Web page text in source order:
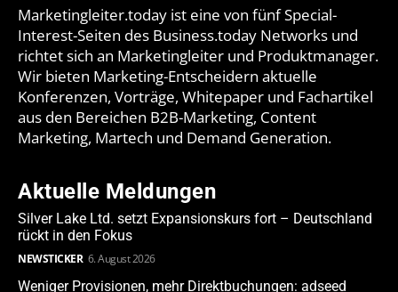
Marketingleiter.today ist eine von fünf Special-
Interest-Seiten des Business.today Networks und
richtet sich an Marketingleiter und Produktmanager.
Wir bieten Marketing-Entscheidern aktuelle
Konferenzen, Vorträge, Whitepaper und Fachartikel
aus den Bereichen B2B-Marketing, Content
Marketing, Martech und Demand Generation.
Aktuelle Meldungen
Silver Lake Ltd. setzt Expansionskurs fort – Deutschland
rückt in den Fokus
NEWSTICKER 6. August 2026
Weniger Provisionen, mehr Direktbuchungen: adseed